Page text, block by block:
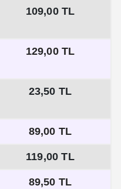
109,00 TL
129,00 TL
23,50 TL
89,00 TL
119,00 TL
89,50 TL